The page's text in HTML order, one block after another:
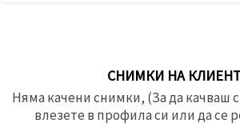
СНИМКИ НА
Няма качени снимки, (За да качваш
влезете в профила си или да се